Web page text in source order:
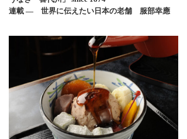
連載 ― 世界に伝えたい日本の老舗 服部幸應